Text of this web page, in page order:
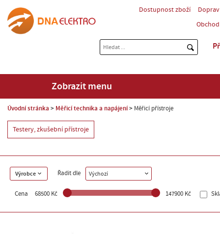
Dostupnost zboží
Zobrazit menu
Úvodní stránka Měřicí technika a napájení Měřicí přístroje
Testery, zkušební přístroje
Výrobce Řadit dle Výchozí
Cena 68500 Kč 147900 Kč